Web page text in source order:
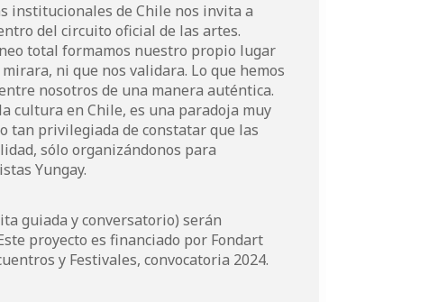
institucionales de Chile nos invita a
del circuito oficial de las artes.
total formamos nuestro propio lugar
ni que nos validara. Lo que hemos
nosotros de una manera auténtica.
cultura en Chile, es una paradoja muy
tan privilegiada de constatar que las
sólo organizándonos para
Yungay.
guiada y conversatorio) serán
proyecto es financiado por Fondart
y Festivales, convocatoria 2024.